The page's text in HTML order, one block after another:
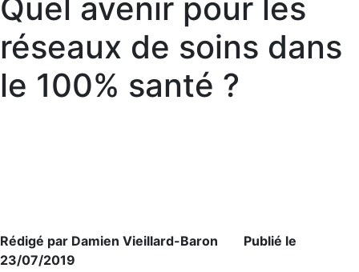
Quel avenir pour les
réseaux de soins dans
le 100% santé ?
Rédigé par Damien Vieillard-Baron Publié le
23/07/2019